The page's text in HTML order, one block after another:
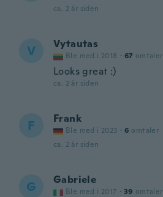
ca. 2 år siden
V Vytautas
Ble med i 2018 · 67 omtaler
Looks great :)
ca. 2 år siden
F Frank
Ble med i 2023 · 6 omtaler
ca. 2 år siden
G Gabriele
Ble med i 2017 · 39 omtaler